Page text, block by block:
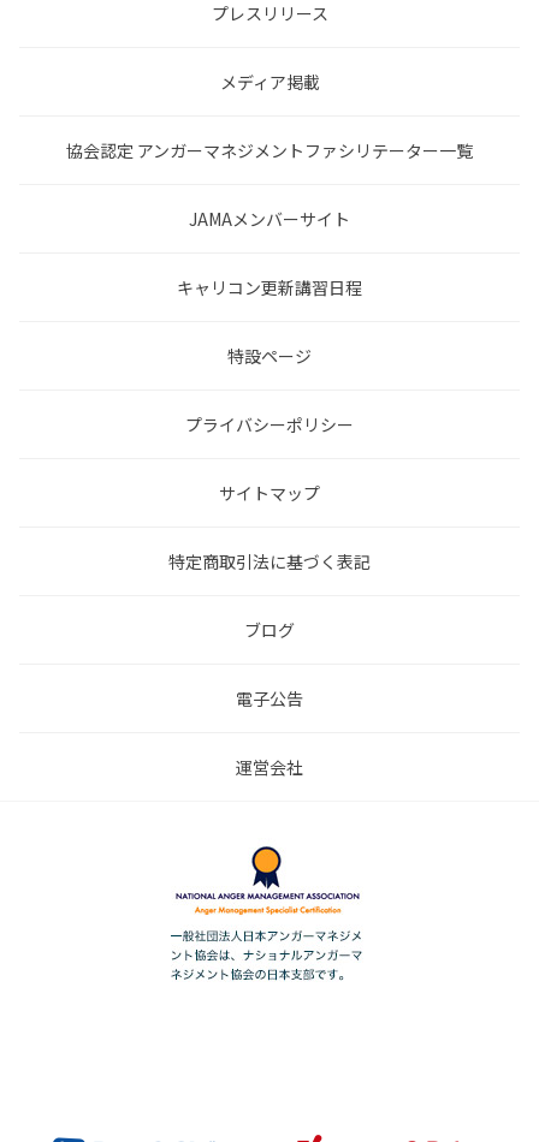
プレスリリース
メディア掲載
協会認定 アンガーマネジメントファシリテーター一覧
JAMAメンバーサイト
キャリコン更新講習日程
特設ページ
プライバシーポリシー
サイトマップ
特定商取引法に基づく表記
ブログ
電子公告
運営会社